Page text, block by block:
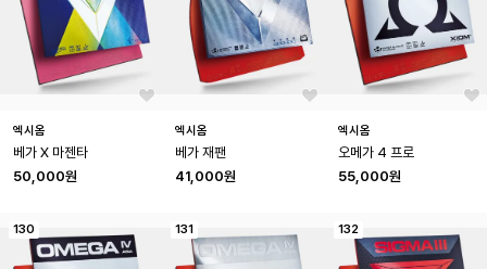
엑시옴
베가 X 마젠타
50,000원
엑시옴
베가 재팬
41,000원
엑시옴
오메가 4 프로
55,000원
130 131 132